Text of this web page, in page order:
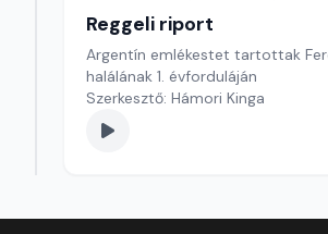
Reggeli riport
Argentín emlékestet tartottak
halálának 1. évforduláján
Szerkesztő: Hámori Kinga